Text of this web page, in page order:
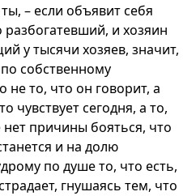
– если объявит себя
и хозяин
у тысячи хозяев, значит,
собственному
не то, что он говорит, а
чувствует сегодня, а то,
нет причины бояться, что
и на долю
по душе то, что есть,
гнушаясь тем, что